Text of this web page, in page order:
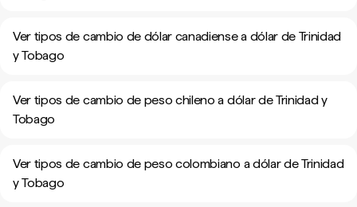
Ver tipos de cambio de dólar canadiense a dólar de Trinidad
y Tobago
Ver tipos de cambio de peso chileno a dólar de Trinidad y
Tobago
Ver tipos de cambio de peso colombiano a dólar de Trinidad
y Tobago